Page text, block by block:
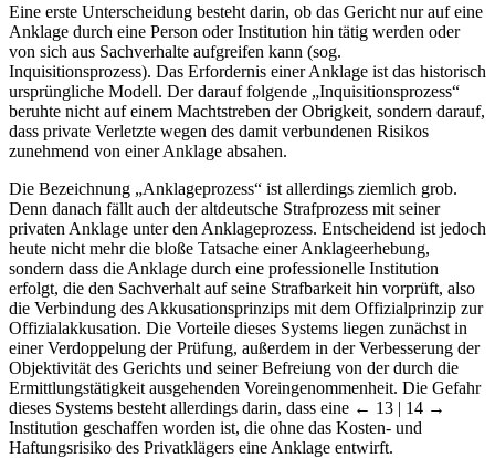
Eine erste Unterscheidung besteht darin, ob das Gericht nur auf eine
Anklage durch eine Person oder Institution hin tätig werden oder
von sich aus Sachverhalte aufgreifen kann (sog.
Inquisitionsprozess). Das Erfordernis einer Anklage ist das historisch
ursprüngliche Modell. Der darauf folgende „Inquisitionsprozess“
beruhte nicht auf einem Machtstreben der Obrigkeit, sondern darauf,
dass private Verletzte wegen des damit verbundenen Risikos
zunehmend von einer Anklage absahen.
Die Bezeichnung „Anklageprozess“ ist allerdings ziemlich grob.
Denn danach fällt auch der altdeutsche Strafprozess mit seiner
privaten Anklage unter den Anklageprozess. Entscheidend ist jedoch
heute nicht mehr die bloße Tatsache einer Anklageerhebung,
sondern dass die Anklage durch eine professionelle Institution
erfolgt, die den Sachverhalt auf seine Strafbarkeit hin vorprüft, also
die Verbindung des Akkusationsprinzips mit dem Offizialprinzip zur
Offizialakkusation. Die Vorteile dieses Systems liegen zunächst in
einer Verdoppelung der Prüfung, außerdem in der Verbesserung der
Objektivität des Gerichts und seiner Befreiung von der durch die
Ermittlungstätigkeit ausgehenden Voreingenommenheit. Die Gefahr
dieses Systems besteht allerdings darin, dass eine ← 13 | 14 →
Institution geschaffen worden ist, die ohne das Kosten- und
Haftungsrisiko des Privatklägers eine Anklage entwirft.